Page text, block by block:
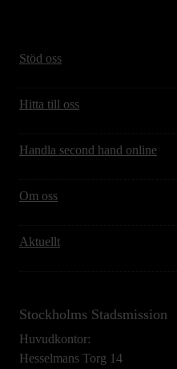
Stöd oss
Hitta till oss
Handla second hand online
Om oss
Aktuellt
Stockholms Stadsmission
Huvudkontor:
Hesselmans Torg 14